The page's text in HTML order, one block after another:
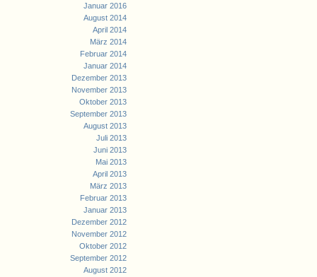
Januar 2016
August 2014
April 2014
März 2014
Februar 2014
Januar 2014
Dezember 2013
November 2013
Oktober 2013
September 2013
August 2013
Juli 2013
Juni 2013
Mai 2013
April 2013
März 2013
Februar 2013
Januar 2013
Dezember 2012
November 2012
Oktober 2012
September 2012
August 2012